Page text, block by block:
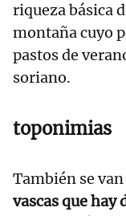
riqueza básica
montaña cuyo
pastos de
soriano.
toponimias
También se
vascas que hay